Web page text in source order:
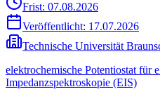
Frist: 07.08.2026
Veröffentlicht: 17.07.2026
Technische Universität
elektrochemische Potentiostat für
Impedanzspektroskopie (EIS)